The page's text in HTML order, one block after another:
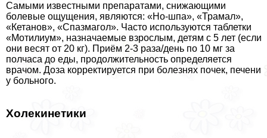
Самыми известными препаратами, снижающими
болевые ощущения, являются: «Но-шпа», «Трамал»,
«Кетанов», «Спазмагол». Часто используются таблетки
«Мотилиум», назначаемые взрослым, детям с 5 лет (если
они весят от 20 кг). Приём 2-3 раза/день по 10 мг за
полчаса до еды, продолжительность определяется
врачом. Доза корректируется при болезнях почек, печени
у больного.
Холекинетики